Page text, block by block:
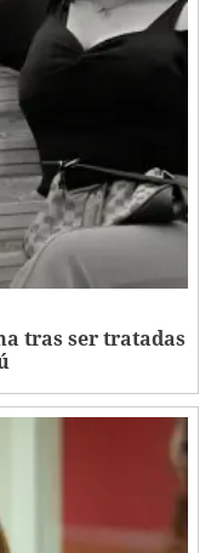
tras ser tratadas